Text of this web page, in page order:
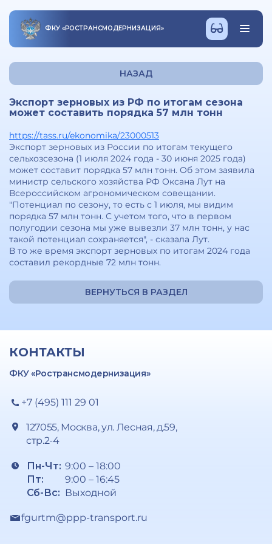
ФКУ «РОСТРАНСМОДЕРНИЗАЦИЯ»
НАЗАД
Экспорт зерновых из РФ по итогам сезона
может составить порядка 57 млн тонн
https://tass.ru/ekonomika/23000513
Экспорт зерновых из России по итогам текущего
сельхозсезона (1 июля 2024 года - 30 июня 2025 года)
может составит порядка 57 млн тонн. Об этом заявила
министр сельского хозяйства РФ Оксана Лут на
Всероссийском агрономическом совещании.
"Потенциал по сезону, то есть с 1 июля, мы видим
порядка 57 млн тонн. С учетом того, что в первом
полугодии сезона мы уже вывезли 37 млн тонн, у нас
такой потенциал сохраняется", - сказала Лут.
В то же время экспорт зерновых по итогам 2024 года
составил рекордные 72 млн тонн.
ВЕРНУТЬСЯ В РАЗДЕЛ
КОНТАКТЫ
ФКУ «Ространсмодернизация»
+7 (495) 111 29 01
127055, Москва, ул. Лесная, д.59,
стр.2-4
Пн-Чт:
Пт:
Сб-Вс:
9:00 – 18:00
9:00 – 16:45
Выходной
fgurtm@ppp-transport.ru